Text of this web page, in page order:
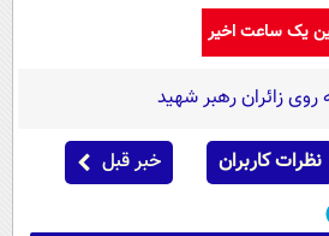
یک ساعت اخیر
روی زائران رهبر شهید
نظرات کاربران خبر قبل